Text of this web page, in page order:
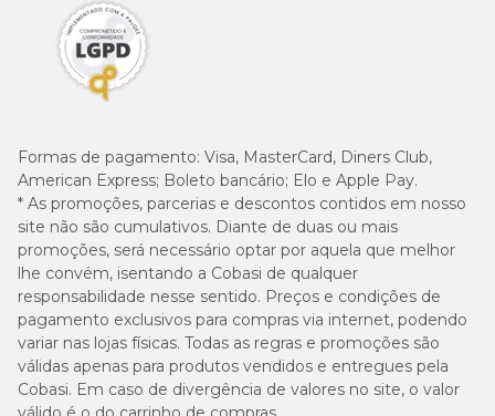
Formas de pagamento: Visa, MasterCard, Diners Club,
American Express; Boleto bancário; Elo e Apple Pay.
* As promoções, parcerias e descontos contidos em nosso
site não são cumulativos. Diante de duas ou mais
promoções, será necessário optar por aquela que melhor
lhe convém, isentando a Cobasi de qualquer
responsabilidade nesse sentido. Preços e condições de
pagamento exclusivos para compras via internet, podendo
variar nas lojas físicas. Todas as regras e promoções são
válidas apenas para produtos vendidos e entregues pela
Cobasi. Em caso de divergência de valores no site, o valor